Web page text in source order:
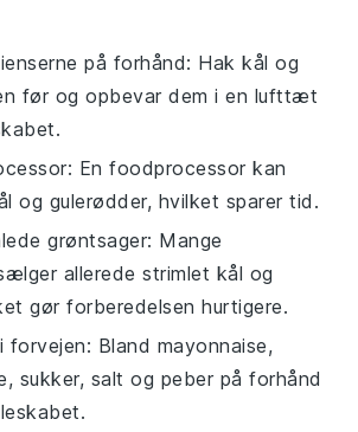
på forhånd: Hakkål og
før og opbevar dem i en lufttæt
: Enfoodprocessor kan
og gulerødder, hvilket sparer tid.
grøntsager: Mange
allerede strimlet kål og
gør forberedelsen hurtigere.
forvejen: Bland mayonnaise,
, sukker, salt og peber på forhånd